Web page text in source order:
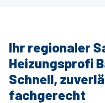
Ihr regionaler
Heizungsprofi
Schnell,
fachgerecht